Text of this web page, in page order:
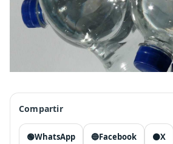
Compartir
🟢WhatsApp 🔵Facebook ⚫X